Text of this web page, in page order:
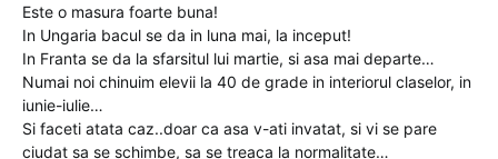
Este o masura foarte buna!
In Ungaria bacul se da in luna mai, la inceput!
In Franta se da la sfarsitul lui martie, si asa mai departe…
Numai noi chinuim elevii la 40 de grade in interiorul claselor, in
iunie-iulie…
Si faceti atata caz..doar ca asa v-ati invatat, si vi se pare
ciudat sa se schimbe, sa se treaca la normalitate…